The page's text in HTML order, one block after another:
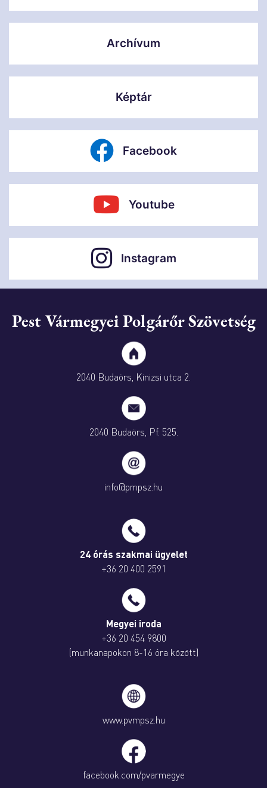
Archívum
Képtár
Facebook
Youtube
Instagram
Pest Vármegyei Polgárőr Szövetség
2040 Budaörs, Kinizsi utca 2.
2040 Budaörs, Pf. 525.
info@pmpsz.hu
24 órás szakmai ügyelet
+36 20 400 2591
Megyei iroda
+36 20 454 9800
(munkanapokon 8-16 óra között)
www.pvmpsz.hu
facebook.com/pvarmegye